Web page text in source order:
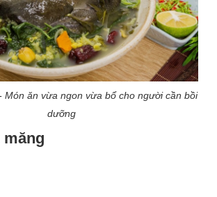
Món ăn vừa ngon vừa bổ cho người cần bồi
dưỡng
măng